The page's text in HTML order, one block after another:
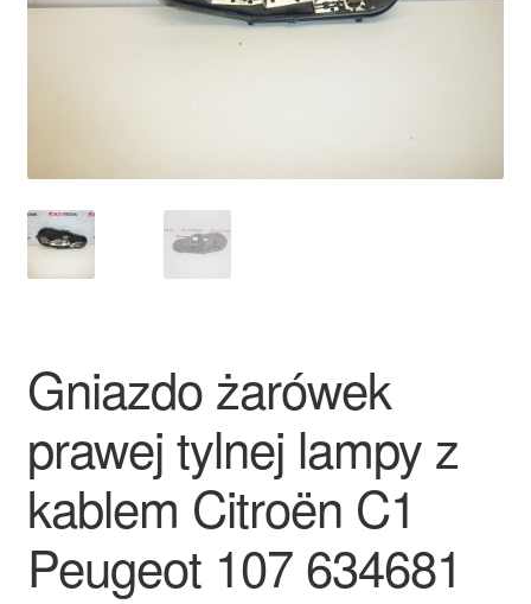
Skarga
Zasady i warunki
Gniazdo żarówek
prawej tylnej lampy z
kablem Citroën C1
Peugeot 107 634681